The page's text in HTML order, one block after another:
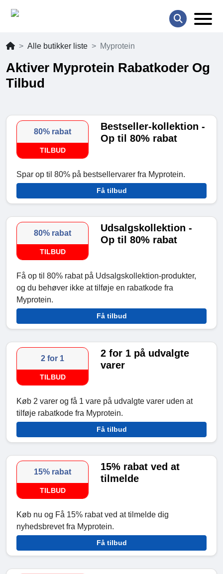
Alle butikker liste Myprotein
Aktiver Myprotein Rabatkoder Og
Tilbud
80% rabat
TILBUD
Bestseller-kollektion -
Op til 80% rabat
Spar op til 80% på bestsellervarer fra Myprotein.
Få tilbud
80% rabat
TILBUD
Udsalgskollektion -
Op til 80% rabat
Få op til 80% rabat på Udsalgskollektion-produkter,
og du behøver ikke at tilføje en rabatkode fra
Myprotein.
Få tilbud
2 for 1
TILBUD
2 for 1 på udvalgte
varer
Køb 2 varer og få 1 vare på udvalgte varer uden at
tilføje rabatkode fra Myprotein.
Få tilbud
15% rabat
TILBUD
15% rabat ved at
tilmelde
Køb nu og Få 15% rabat ved at tilmelde dig
nyhedsbrevet fra Myprotein.
Få tilbud